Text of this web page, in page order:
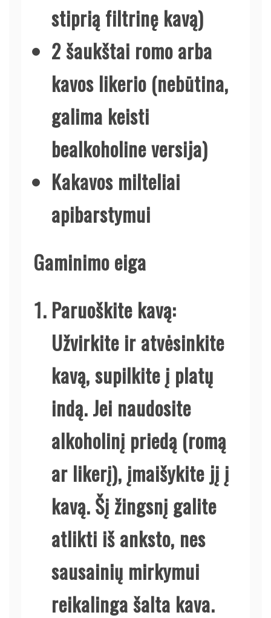
stiprią filtrinę kavą)
2 šaukštai romo arba
kavos likerio (nebūtina,
galima keisti
bealkoholine versija)
Kakavos milteliai
apibarstymui
Gaminimo eiga
Paruoškite kavą:
Užvirkite ir atvėsinkite
kavą, supilkite į platų
indą. Jei naudosite
alkoholinį priedą (romą
ar likerį), įmaišykite jį į
kavą. Šį žingsnį galite
atlikti iš anksto, nes
sausainių mirkymui
reikalinga šalta kava.